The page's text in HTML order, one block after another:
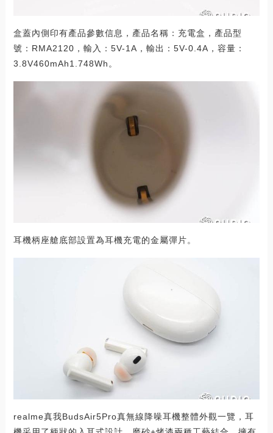
盒蓋內側印有產品參數信息，產品名稱：充電盒，產品型
號：RMA2120，輸入：5V-1A，輸出：5V-0.4A，容量：
3.8V460mAh1.748Wh。
耳機柄座艙底部設置為耳機充電的金屬彈片。
realme真我BudsAir5Pro真無線降噪耳機整體外觀一覽，耳